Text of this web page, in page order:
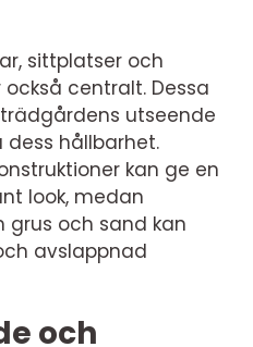
sittplatser och
centralt. Dessa
utseende
dess hållbarhet.
kan ge en
look, medan
och sand kan
avslappnad
och